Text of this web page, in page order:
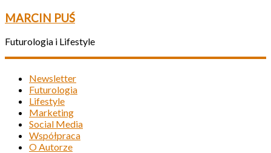
MARCIN PUŚ
Futurologia i Lifestyle
Newsletter
Futurologia
Lifestyle
Marketing
Social Media
Współpraca
O Autorze